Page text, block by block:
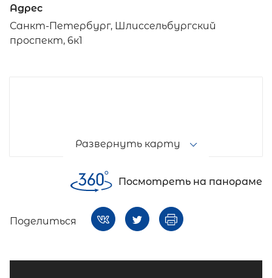
Адрес
Санкт-Петербург, Шлиссельбургский
проспект, 6к1
Развернуть карту
Посмотреть на панораме
Поделиться